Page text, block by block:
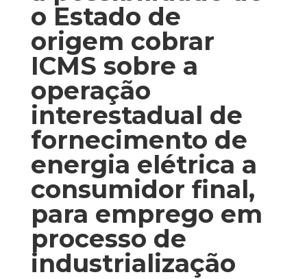
o Estado de
origem cobrar
ICMS sobre a
operação
interestadual de
fornecimento de
energia elétrica a
consumidor final,
para emprego em
processo de
industrialização